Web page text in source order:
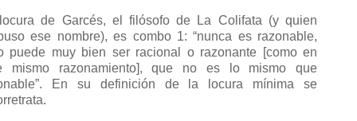
de Garcés, el filósofo de La Colifata (y quien
ese nombre), es combo 1: “nunca es razonable,
puede muy bien ser racional o razonante [como en
mismo razonamiento], que no es lo mismo que
En su definición de la locura mínima se